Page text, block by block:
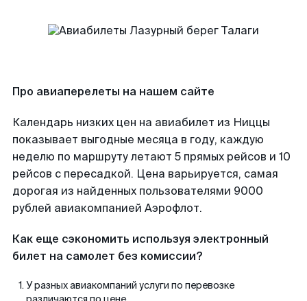
Про авиаперелеты на нашем сайте
Календарь низких цен на авиабилет из Ниццы
показывает выгодные месяца в году, каждую
неделю по маршруту летают 5 прямых рейсов и 10
рейсов с пересадкой. Цена варьируется, самая
дорогая из найденных пользователями 9000
рублей авиакомпанией Аэрофлот.
Как еще сэкономить используя электронный
билет на самолет без комиссии?
У разных авиакомпаний услуги по перевозке